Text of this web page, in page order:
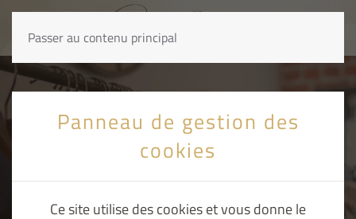
Panneau de gestion des
cookies
Ce site utilise des cookies et vous donne le
Passer au contenu principal
La boutique / catalogue